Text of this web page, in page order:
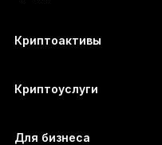
Аппаратный кошелёк
Ledger Stax
Ledger Nano Classics
Криптоактивы
Ethereum-кошелёк
Cardano-кошелёк
Криптоуслуги
Купить криптовалюту
Для бизнеса